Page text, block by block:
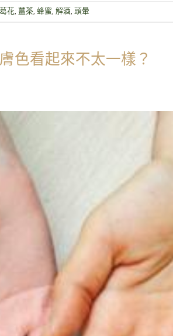
葛花, 薑茶, 蜂蜜, 解酒, 頭暈
色看起來不太一樣？